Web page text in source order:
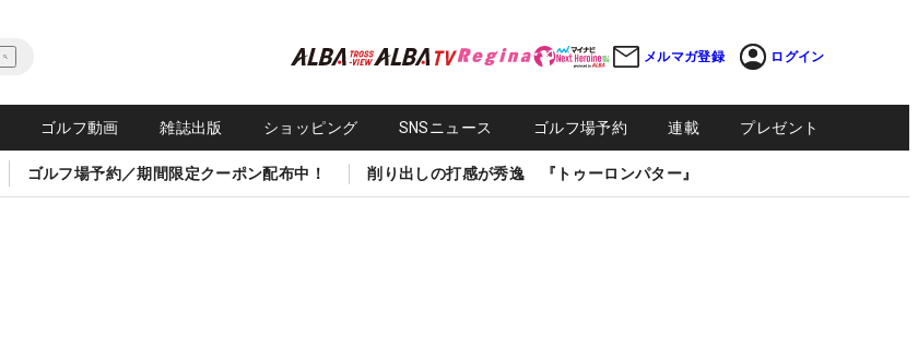
メルマガ登録 ログイン
ゴルフ動画 雑誌出版 ショッピング SNSニュース ゴルフ場予約 連載 プレゼント
ゴルフ場予約／期間限定クーポン配布中！ 削り出しの打感が秀逸 『トゥーロンパター』